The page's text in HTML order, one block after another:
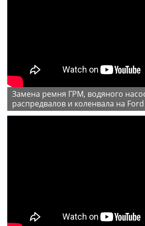
Замена ремня ГРМ, водяного насоса, сальников
распредвалов и коленвала на